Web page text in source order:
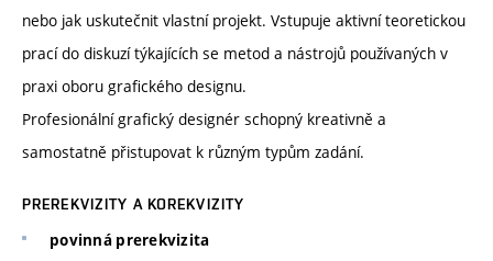
nebo jak uskutečnit vlastní projekt. Vstupuje aktivní teoretickou
prací do diskuzí týkajících se metod a nástrojů používaných v
praxi oboru grafického designu.
Profesionální grafický designér schopný kreativně a
samostatně přistupovat k různým typům zadání.
PREREKVIZITY A KOREKVIZITY
povinná prerekvizita